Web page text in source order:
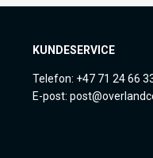
KUNDESERVICE
Telefon: +47 71 24 66
E-post: